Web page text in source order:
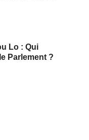
Lo : Qui
Parlement ?